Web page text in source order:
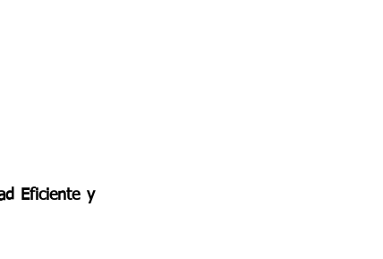
Eficiente y